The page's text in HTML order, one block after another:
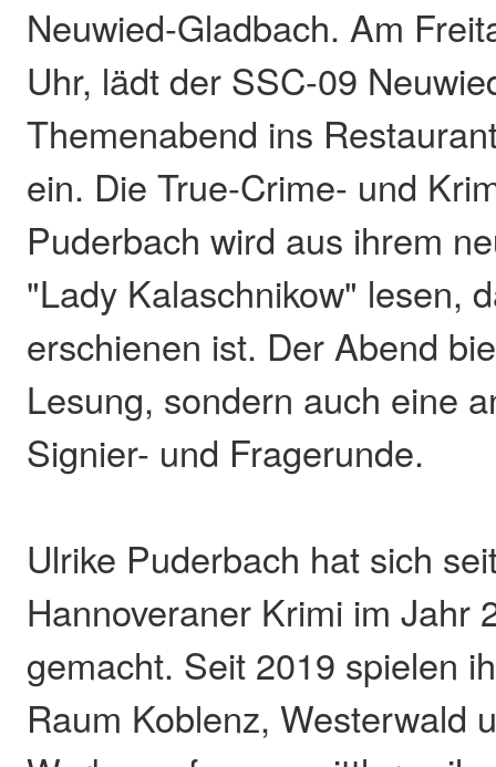
Neuwied-Gladbach. Am
Uhr, lädt der SSC-09
Themenabend ins
ein. Die True-Crime- und
Puderbach wird aus ihrem
"Lady Kalaschnikow" lesen,
erschienen ist. Der Abend
Lesung, sondern auch eine
Signier- und Fragerunde.
Ulrike Puderbach hat sich
Hannoveraner Krimi im Jahr
gemacht. Seit 2019 spielen
Raum Koblenz, Westerwald